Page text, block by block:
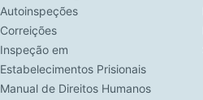
Autoinspeções
Correições
Inspeção em
Estabelecimentos Prisionais
Manual de Direitos Humanos